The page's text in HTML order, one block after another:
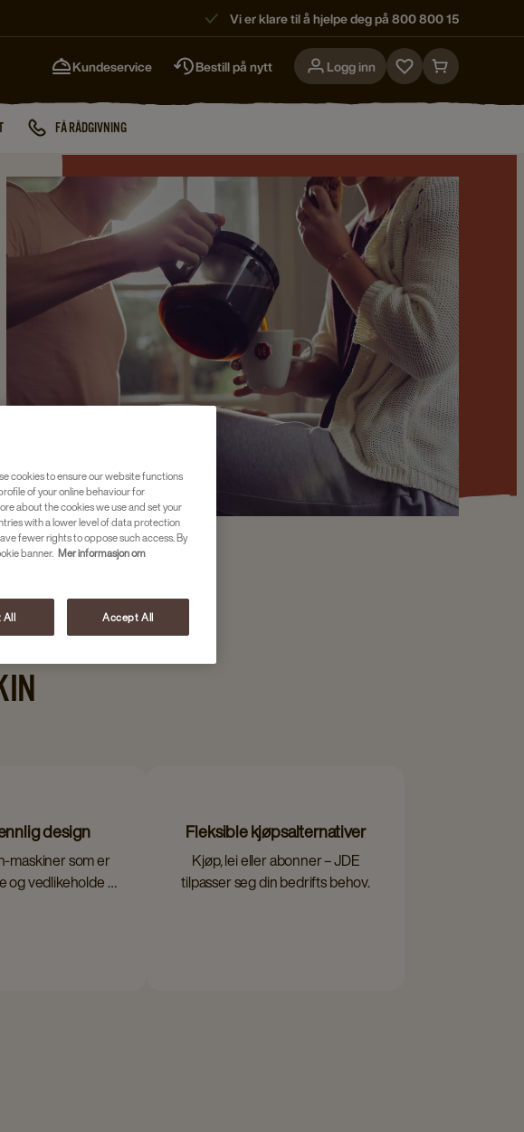
Vi er klare til å hjelpe deg på 800 800 15
Kundeservice Bestill på nytt Logg inn
Go
to
Go
to
FÅ RÅDGIVNING
design
maskiner som er
og vedlikeholde i
Fleksible kjøpsalternativer
Kjøp, lei eller abonner – JDE
tilpasser seg din bedrifts behov.
cookies to ensure our website functions
of your online behaviour for
about the cookies we use and set your
with a lower level of data protection
fewer rights to oppose such access. By
banner. Mer informasjon om
All Accept All